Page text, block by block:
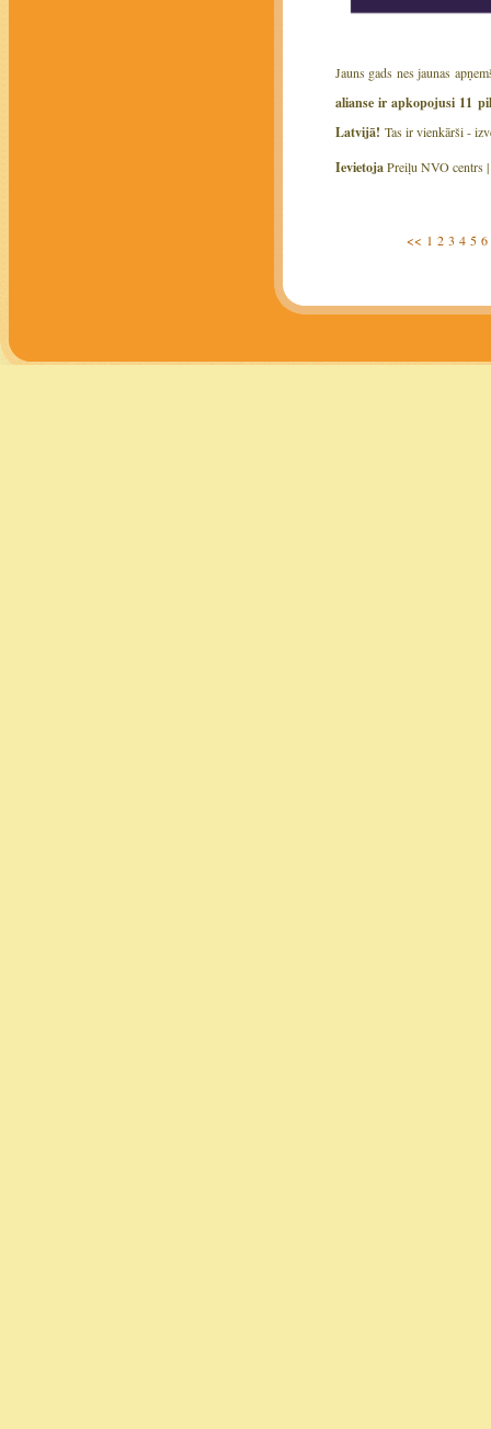
Jauns gads nes jaunas
alianse ir apkopojusi 11
Latvijā! Tas ir vienkārši -
IevietojaPreiļu NVO centrs |
<< 1 2 3 4 5 6